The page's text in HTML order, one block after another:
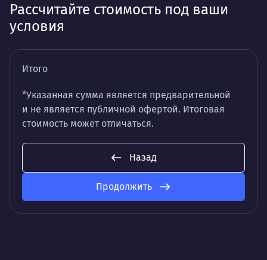
Рассчитайте стоимость под ваши
условия
Итого
*Указанная сумма является предварительной
и не является публичной офертой. Итоговая
стоимость может отличаться.
Назад
Продолжить